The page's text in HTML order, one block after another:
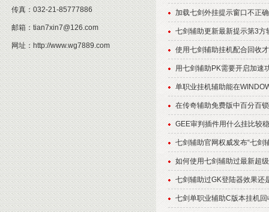
传真： 032-21-85777886
邮箱： tian7xin7@126.com
网址： http://www.wg7889.com
加载七剑外挂提示窗口不正
七剑辅助更新最新提示第3方
使用七剑辅助挂机配合回收
用七剑辅助PK需要开启加速
单职业挂机辅助能在
在传奇辅助免费版中百分百
GEE审判插件用什么挂比较
七剑辅助官网权威发布“七剑
如何使用七剑辅助过最新超
七剑辅助过GK登陆器效果还
七剑单职业辅助C版本挂机